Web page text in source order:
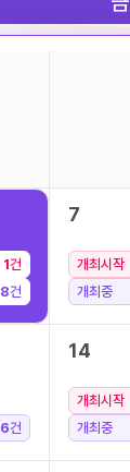
1건
8건
7
개최시작
개최중
6건
14
개최시작
개최중